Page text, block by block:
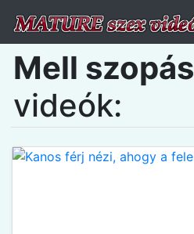
Mell szopás
videók: